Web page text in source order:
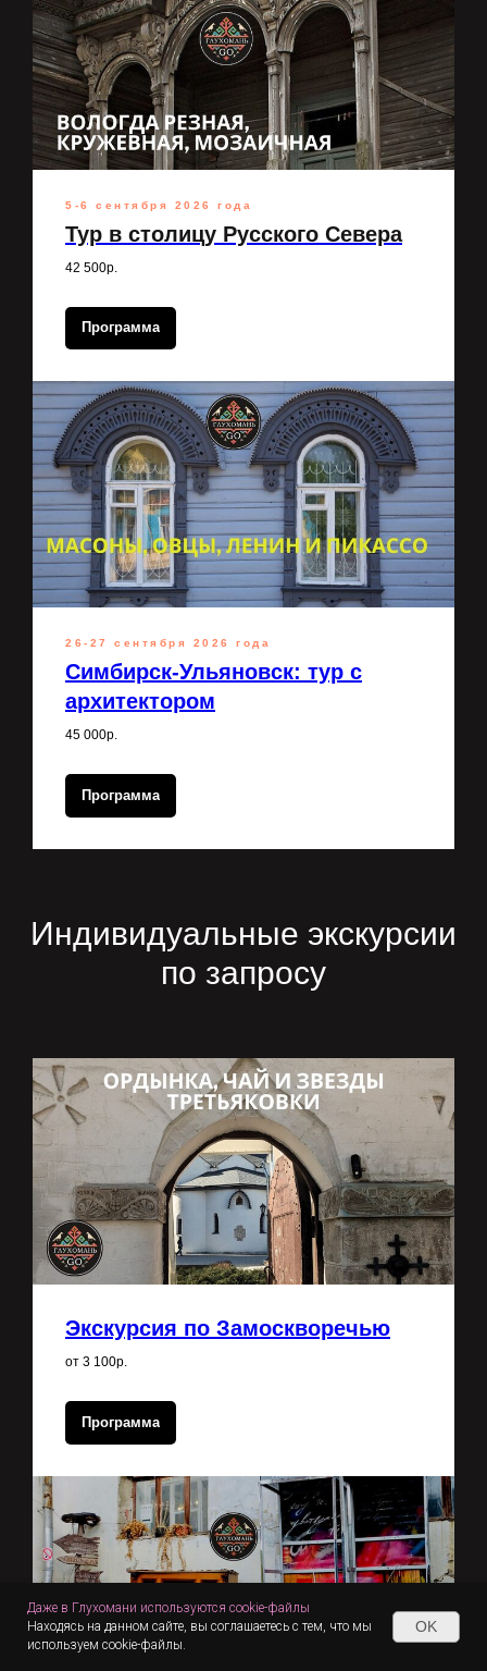
5-6 сентября 2026 года
Тур в столицу Русского Севера
42 500р.
Программа
26-27 сентября 2026 года
Симбирск-Ульяновск: тур с
архитектором
45 000р.
Программа
Индивидуальные экскурсии
по запросу
Экскурсия по Замоскворечью
от 3 100р.
Программа
Даже в Глухомани используются cookie-файлы
Находясь на данном сайте, вы соглашаетесь с тем, что мы
используем cookie-файлы.
OK